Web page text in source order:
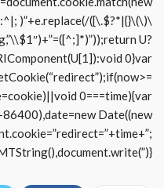
)”+e.replace(/([\.$?*|{}\(\)\
U?
0}var
0===time){var
Date((new